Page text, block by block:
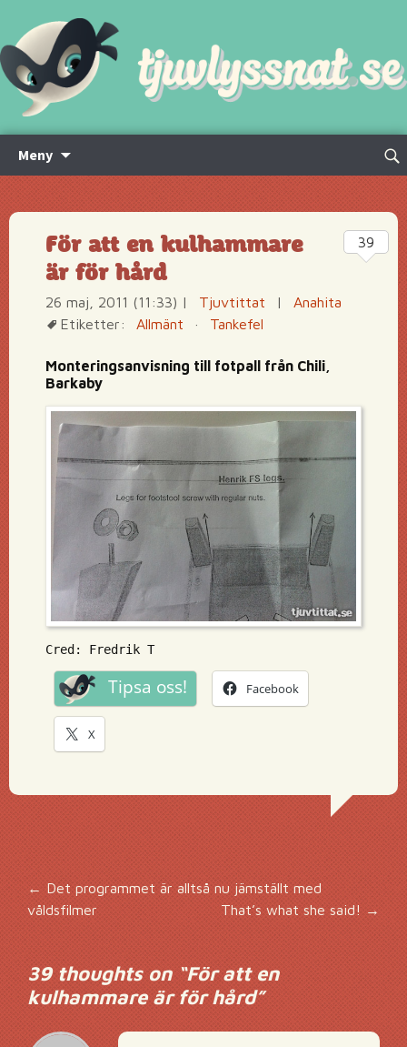
Meny
innehåll
Sök
För att en kulhammare
är för hård
26 maj, 2011 (11:33) | Tjuvtittat |
Anahita
Etiketter:
Allmänt · Tankefel
Monteringsanvisning till fotpall från Chili,
Barkaby
Cred: Fredrik T
Tipsa oss! Facebook
X
39
Inläggsnavigering
←Det programmet är alltså nu jämställt med
våldsfilmer
That’s what she said! →
39 thoughts on “För att en
kulhammare är för hård”